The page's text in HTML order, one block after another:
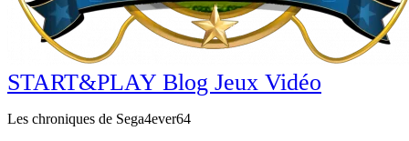
START&PLAY Blog Jeux Vidéo
Les chroniques de Sega4ever64